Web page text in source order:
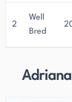
2
Well
Bred